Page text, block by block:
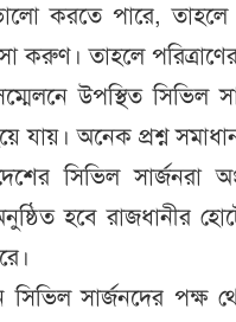
করতে পারে,
করুণ। তাহলে
উপস্থিত সিভিল
যায়। অনেক প্রশ্ন
সিভিল সার্জনরা
হবে রাজধানীর
সিভিল সার্জনদের পক্ষ